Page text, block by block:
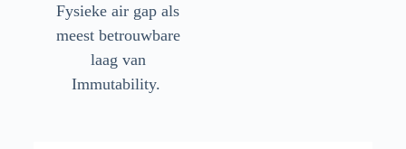
Fysieke air gap als
meest betrouwbare
laag van
Immutability.